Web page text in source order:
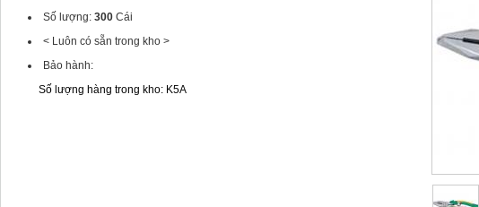
Số lượng: 300 Cái
< Luôn có sẵn trong kho >
Bảo hành:
Số lượng hàng trong kho: K5A